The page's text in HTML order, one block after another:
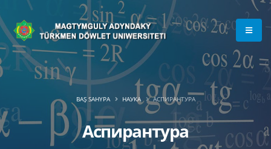
Аспирантура
BAŞ SAHYPA НАУКА АСПИРАНТУРА